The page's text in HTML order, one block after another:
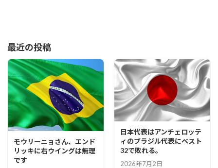
最近の投稿
モウリーニョさん、エンド
リッキに右ウイングは無理
です
日本代表はアンチェロッテ
ィのブラジル代表にベスト
32で敗れる。
2026年7月2日